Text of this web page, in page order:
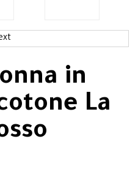
in
La